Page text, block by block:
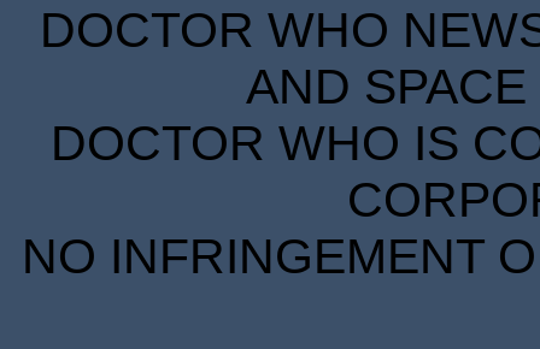
DOCTOR WHO
AND
DOCTOR WHO IS
NO INFRINGEMENT